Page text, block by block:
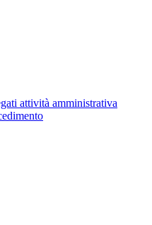
attività amministrativa